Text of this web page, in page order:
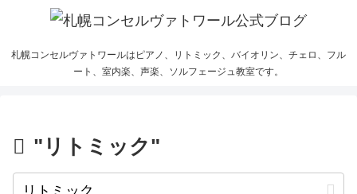
札幌コンセルヴァトワールはピアノ、リトミック、バイオリン、チェロ、フル
ート、室内楽、声楽、ソルフェージュ教室です。
"リトミック"